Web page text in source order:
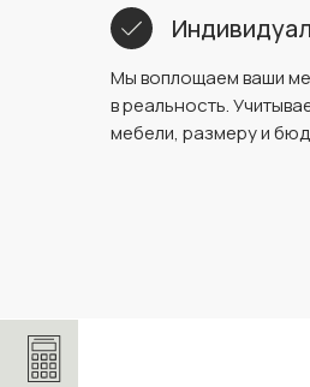
Мы воплощаем ваши
в реальность.
мебели, размеру и